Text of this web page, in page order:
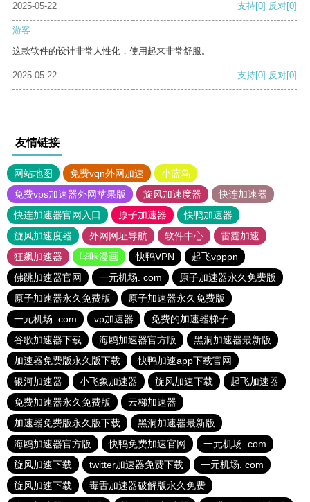
2025-05-22
支持[0] 反对[0]
游客
这款软件的设计非常人性化，使用起来非常舒服。
2025-05-22 支持[0] 反对[0]
友情链接
网站地图 免费vqn外网加速
小蓝鸟
免费vps加速器外网苹果版
旋风加速度器
快连加速器
快连加速器官网入口
原子加速器
快鸭加速器
旋风加速度器
外网网址导航 软件中心
雷霆加速
狂飙加速器
哔咔漫画 快鸭VPN
起飞vpppn
佛跳加速器官网
一元机场. com
原子加速器永久免费版
原子加速器永久免费版
原子加速器永久免费版
一元机场. com
vp加速器
免费的加速器梯子
谷歌加速器下载
海鸥加速器官方版
黑洞加速器最新版
加速器免费版永久版下载
快鸭加速app下载官网
银河加速器
小飞象加速器 旋风加速下载
起飞加速器
免费加速器永久免费版
云梯加速器
加速器免费版永久版下载
黑洞加速器最新版
海鸥加速器官方版
快鸭免费加速官网
一元机场. com
旋风加速下载
twitter加速器免费下载
一元机场. com
旋风加速下载
毒舌加速器破解版永久免费